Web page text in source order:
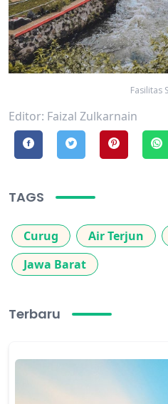
Fasilitas
Editor: Faizal Zulkarnain
TAGS
Curug Air Terjun
Jawa Barat
Terbaru